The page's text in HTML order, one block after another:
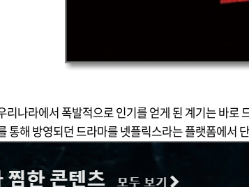
리나라에서 폭발적으로 인기를 얻게 된 계기는 바로
통해 방영되던 드라마를 넷플릭스라는 플랫폼에서